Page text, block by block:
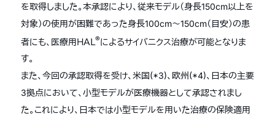
を取得しました。本承認により、従来モデル（身長150cm以上を
対象）の使用が困難であった身長100cm〜150cm（目安）の患
者にも、医療用ＨＡＬ ®によるサイバニクス治療が可能となりま
す。
また、今回の承認取得を受け、米国(*3)、欧州(*4)、日本の主要
3拠点において、小型モデルが医療機器として承認されまし
た。これにより、日本では小型モデルを用いた治療の保険適用